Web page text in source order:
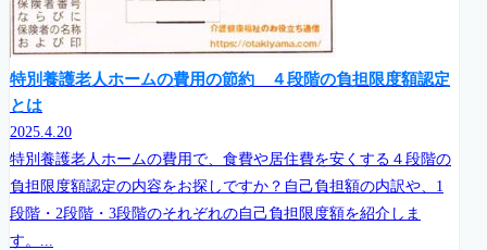
特別養護老人ホームの費用の節約 ４段階の負担限度額認定
とは
2025.4.20
特別養護老人ホームの費用で、食費や居住費を安くする４段階の
負担限度額認定の内容をお探しですか？自己負担額の内訳や、1
段階・2段階・3段階のそれぞれの自己負担限度額を紹介しま
す。...